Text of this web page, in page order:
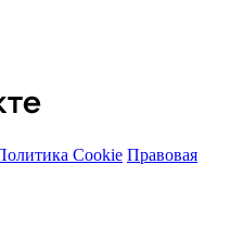
Cookie Правовая